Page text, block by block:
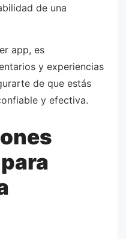
de una
app, es
y experiencias
de que estás
y efectiva.